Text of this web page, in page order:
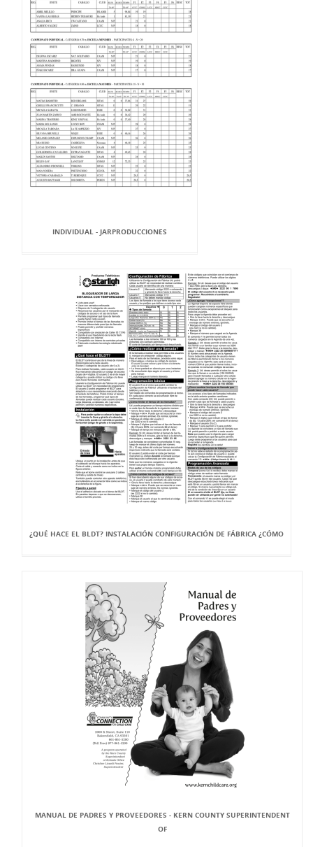
INDIVIDUAL - JARPRODUCCIONES
¿QUÉ HACE EL BLDT? INSTALACIÓN CONFIGURACIÓN DE FÁBRICA ¿CÓMO
MANUAL DE PADRES Y PROVEEDORES - KERN COUNTY SUPERINTENDENT
OF